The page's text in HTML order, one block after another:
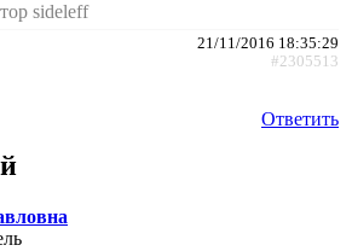
sideleff
21/11/2016 18:35:29
#2305513
Ответить